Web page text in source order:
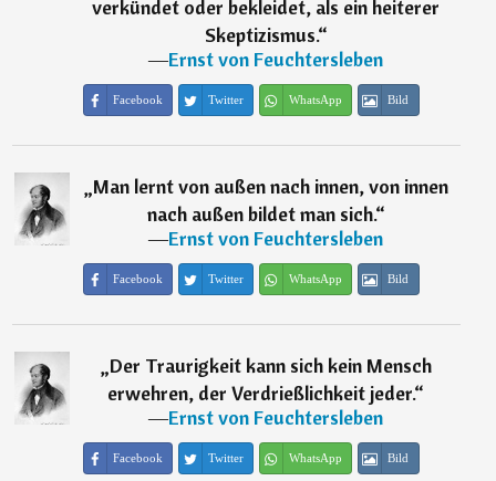
verkündet oder bekleidet, als ein heiterer
Skeptizismus.“
―Ernst von Feuchtersleben
Facebook Twitter WhatsApp Bild
„Man lernt von außen nach innen, von innen
nach außen bildet man sich.“
―Ernst von Feuchtersleben
Facebook Twitter WhatsApp Bild
„Der Traurigkeit kann sich kein Mensch
erwehren, der Verdrießlichkeit jeder.“
―Ernst von Feuchtersleben
Facebook Twitter WhatsApp Bild